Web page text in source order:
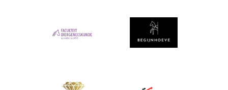
Afbeelding Afbeelding
Afbeelding Afbeelding